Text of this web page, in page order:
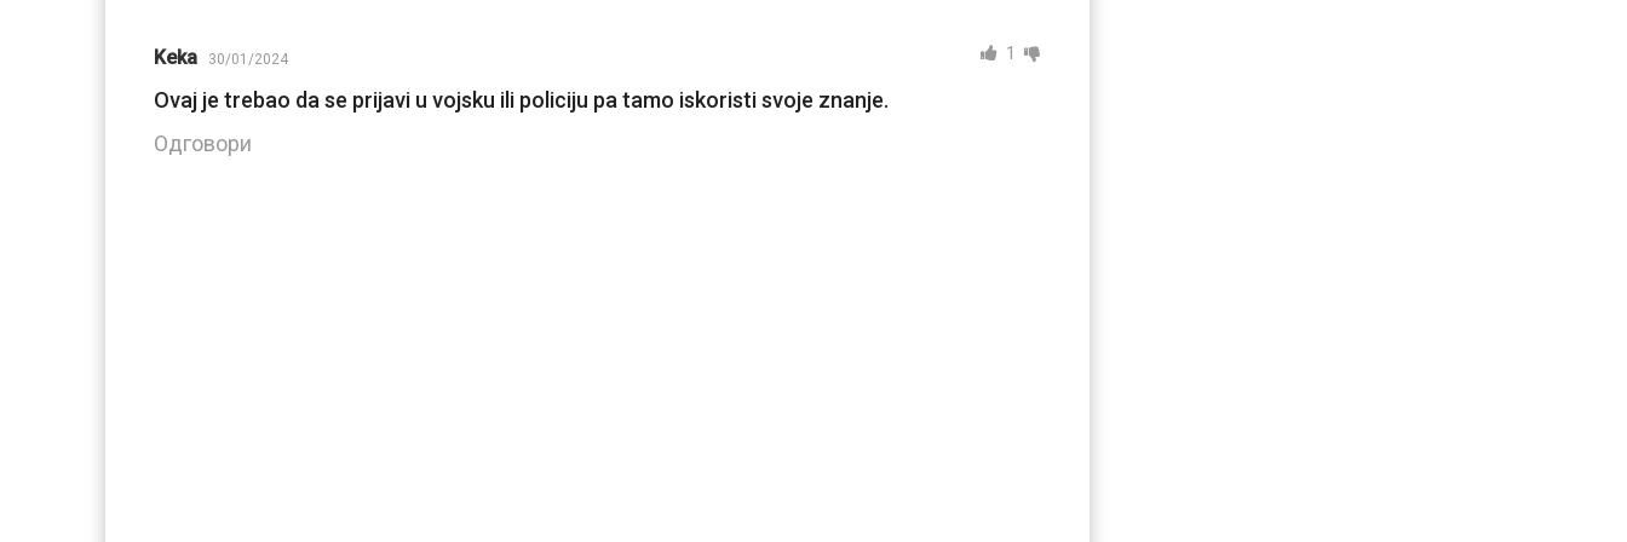
Keka 30/01/2024 1
Ovaj je trebao da se prijavi u vojsku ili policiju pa tamo iskoristi svoje znanje.
Одговори